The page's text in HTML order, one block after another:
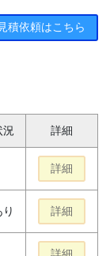
積依頼はこちら
詳細
詳細
詳細
詳細